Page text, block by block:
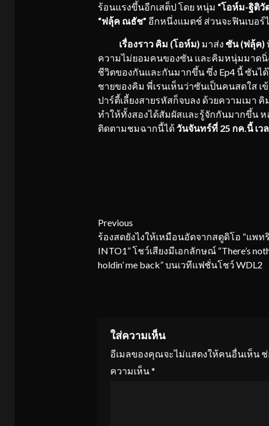
ร้อนแรงขึ้นอีกเสต็ป โดย หนุ่ม “โอห์ม-ฐิติวั
“ฟลุ้ค ณธัช” อีกหนึ่งแมตช์ ส่วนจะฟินเบอร์
เรื่องราว คิม (โอห์ม) มาส่ง ซัน (ฟลุ้ค)
ความไม่ยอมคนของซัน และคิมหนุ่มมาด
ชีวิตของกันและกันมากขึ้น ซึ่ง Ep4 นี้ ซันไ
ชายของคิม พี่เรนเห็นว่าซันเป็นคนสดใส
ปาร์ตี้เลี้ยงสายรหัสก็จบลง ด้วยความเมา
ทำให้ทั้งสองได้สัมผัสและรู้จักกันมากขึ้น
ติดตามชมฉากนี้ได้วันจันทร์ที่ 25 กค.นี้ เว
Continue
Reading
Previous
ร้องสดยังไงให้เหมือนอัดจากสตูดิโอ “แพท
INTO1” โชว์เสียงมีเอกลักษณ์ “There’s
holdin’ me back” บนเวทีแฟชั่นโชว์ WDL2
ใส่ความเห็น
อีเมลของคุณจะไม่แสดงให้คนอื่นเห็น
ความเห็น*